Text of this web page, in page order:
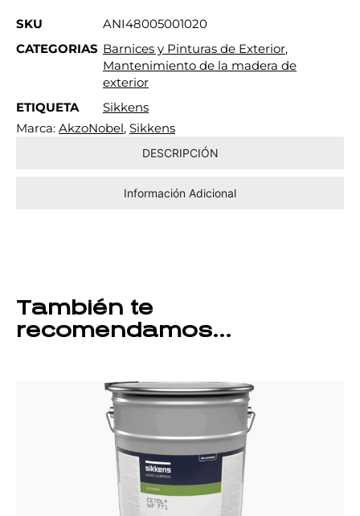
SKU
ANI48005001020
CATEGORIAS Barnices y Pinturas de Exterior,
Mantenimiento de la madera de
exterior
ETIQUETA
Sikkens
Marca: AkzoNobel, Sikkens
DESCRIPCIÓN
Información Adicional
También te
recomendamos…